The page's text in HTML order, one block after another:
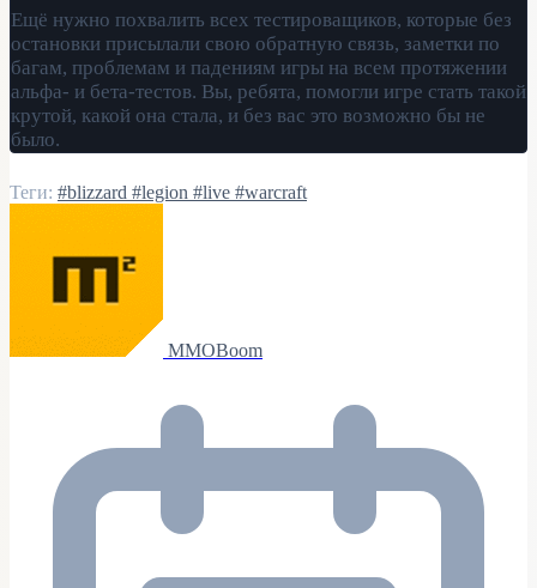
Ещё нужно похвалить всех тестироващиков, которые без
остановки присылали свою обратную связь, заметки по
багам, проблемам и падениям игры на всем протяжении
альфа- и бета-тестов. Вы, ребята, помогли игре стать такой
крутой, какой она стала, и без вас это возможно бы не
было.
Теги: #blizzard #legion #live #warcraft
MMOBoom